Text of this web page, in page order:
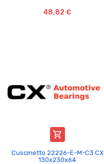
48,82 €

Cuscinetto 22226-E-M-C3 CX
130x230x64